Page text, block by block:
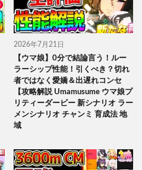
2026年7月21日
【ウマ娘】0分で結論言う！ルー
ラーシップ性能！引くべき？切れ
者ではなく愛嬌＆出遅れコンセ
【攻略解説 Umamusume ウマ娘プ
リティーダービー 新シナリオ ラー
メンシナリオ チャンミ 育成法 地
域